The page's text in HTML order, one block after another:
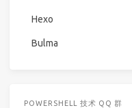
Hexo
Bulma
POWERSHELL 技术 QQ 群